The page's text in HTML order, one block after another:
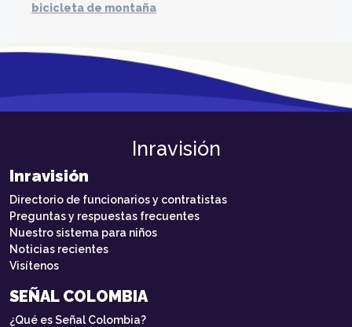
bicicleta de montaña
Inravisión
Inravisión
Directorio de funcionarios y contratistas
Preguntas y respuestas frecuentes
Nuestro sistema para niños
Noticias recientes
Visítenos
SEÑAL COLOMBIA
¿Qué es Señal Colombia?